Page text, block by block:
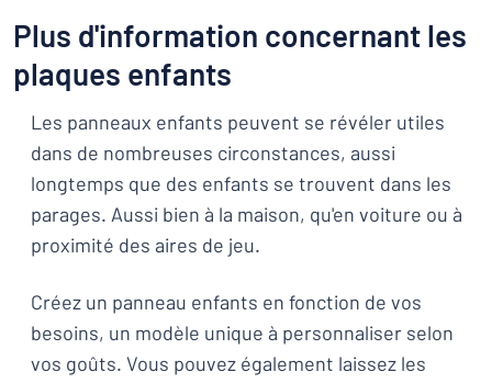
Plus d'information concernant les
plaques enfants
Les panneaux enfants peuvent se révéler utiles
dans de nombreuses circonstances, aussi
longtemps que des enfants se trouvent dans les
parages. Aussi bien à la maison, qu'en voiture ou à
proximité des aires de jeu.
Créez un panneau enfants en fonction de vos
besoins, un modèle unique à personnaliser selon
vos goûts. Vous pouvez également laissez les